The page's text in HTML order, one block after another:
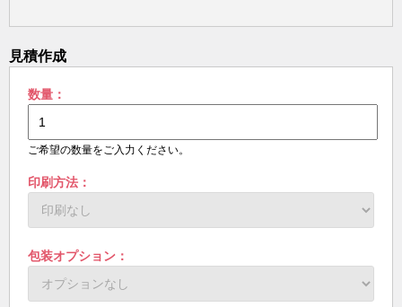
見積作成
数量：
ご希望の数量をご入力ください。
印刷方法：
包装オプション：